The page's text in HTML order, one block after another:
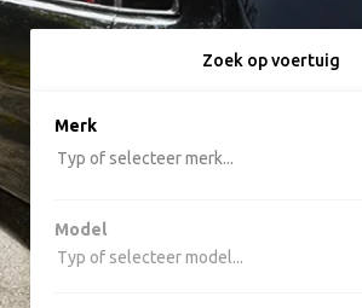
Zoek op voertuig
option , selected. Select is focused
Merk
Typ of selecteer merk...
Model
Typ of selecteer model...